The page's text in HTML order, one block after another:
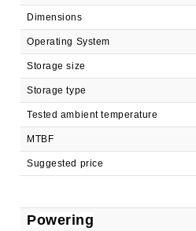
Dimensions
Operating System
Storage size
Storage type
Tested ambient temperature
MTBF
Suggested price
Powering